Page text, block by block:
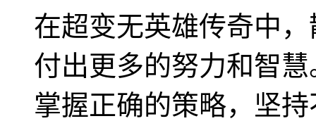
在超变无英雄传奇中
付出更多的努力和智
掌握正确的策略，坚